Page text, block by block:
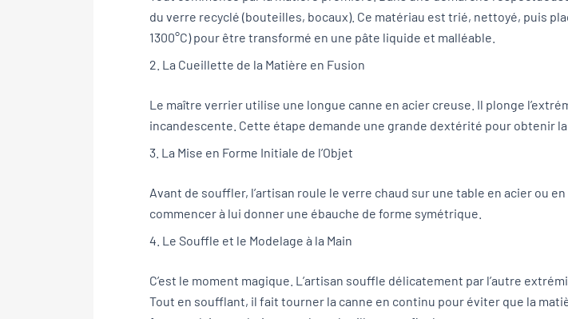
du verre recyclé (bouteilles, bocaux). Ce matériau est trié, nettoyé, puis
1300°C) pour être transformé en une pâte liquide et malléable.
2. La Cueillette de la Matière en Fusion
Le maître verrier utilise une longue canne en acier creuse. Il plonge
incandescente. Cette étape demande une grande dextérité pour obtenir
3. La Mise en Forme Initiale de l’Objet
Avant de souffler, l’artisan roule le verre chaud sur une table en acier ou
commencer à lui donner une ébauche de forme symétrique.
4. Le Souffle et le Modelage à la Main
C’est le moment magique. L’artisan souffle délicatement par l’autre
Tout en soufflant, il fait tourner la canne en continu pour éviter que la